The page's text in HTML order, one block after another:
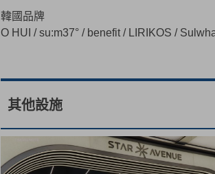
韓國品牌
O HUI / su:m37° / benefit / LIRIKOS /
其他設施